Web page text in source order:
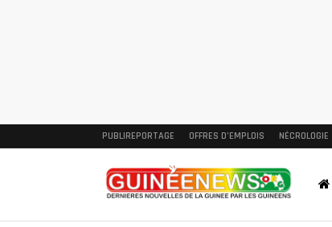
PUBLIREPORTAGE OFFRES D’EMPLOIS NÉCROLOGIE